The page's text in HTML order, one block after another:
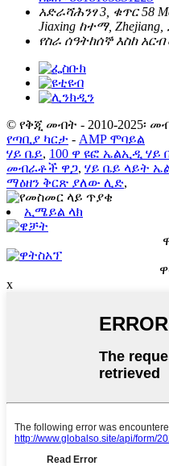
አድራሻሕንፃ 3, ቁጥር 58
Jiaxing ከተማ,
የስራ ሰዓትከሰኞ እስከ አርብ
© የቅጂ መብት - 2010-2025፡
የጣቢያ ካርታ - AMP ሞባይል
ሃይ ቤይ, 100 ዋ ዩፎ ኤልኢዲ ሃይ
መብራቶች ዋጋ, ሃይ ቤይ ላይት
ማዕዘን ቅርጽ ያለው ሊድ,
ኢሜይል ላክ
x